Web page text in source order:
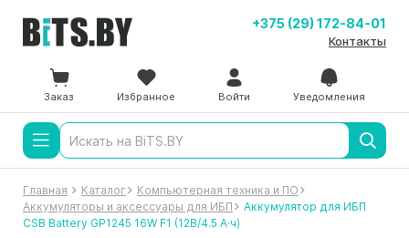
+375 (29) 172-84-01
Контакты
Заказ Избранное Войти Уведомления
Главная Каталог
Компьютерная техника и ПО
Аккумуляторы и аксессуары для ИБП
Аккумулятор для ИБП
CSB Battery GP1245 16W F1 (12В/4.5 А·ч)